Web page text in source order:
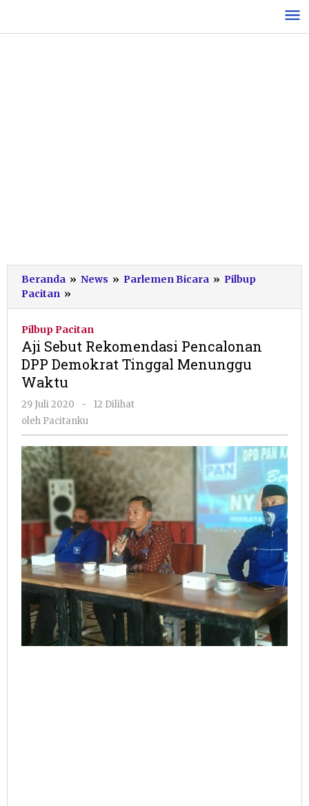
konten
Beranda » News » Parlemen Bicara » Pilbup
Pacitan »
Sebut
Pencalonan
DPP
Demokrat
Waktu
Pilbup Pacitan
Aji Sebut Rekomendasi Pencalonan
DPP Demokrat Tinggal Menunggu
Waktu
29 Juli 2020
oleh
Pacitanku
-
12 Dilihat
oleh Pacitanku